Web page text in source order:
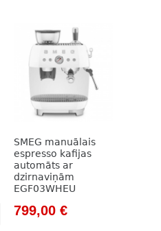
SMEG manuālais
espresso kafijas
automāts ar
dzirnaviņām
EGF03WHEU
Original
799,00 €Current